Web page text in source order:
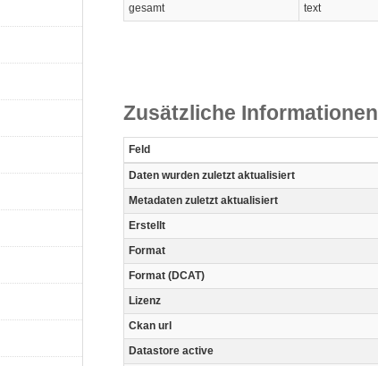
gesamt
text
Zusätzliche Informationen
Feld
Daten wurden zuletzt aktualisiert
Metadaten zuletzt aktualisiert
Erstellt
Format
Format (DCAT)
Lizenz
Ckan url
Datastore active